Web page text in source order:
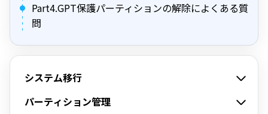
Part4.GPT保護パーティションの解除によくある質
問
システム移行
パーティション管理